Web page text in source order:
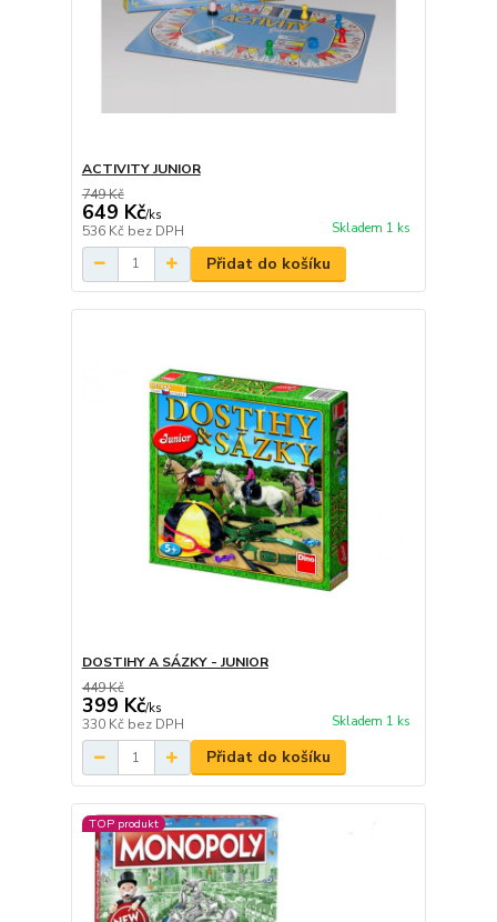
ACTIVITY JUNIOR
749 Kč
649 Kč/ks
536 Kč bez DPH Skladem 1 ks
Přidat do košíku
DOSTIHY A SÁZKY - JUNIOR
449 Kč
399 Kč/ks
330 Kč bez DPH Skladem 1 ks
Přidat do košíku
TOP produkt